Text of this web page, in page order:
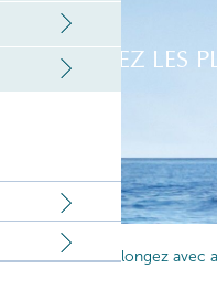
REVIVEZ LES
Thalgo Plongez avec